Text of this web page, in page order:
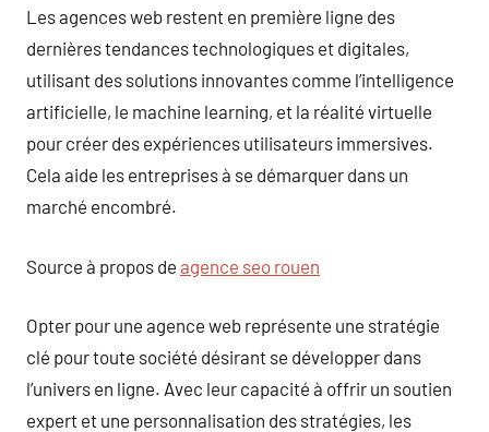
Les agences web restent en première ligne des
dernières tendances technologiques et digitales,
utilisant des solutions innovantes comme l’intelligence
artificielle, le machine learning, et la réalité virtuelle
pour créer des expériences utilisateurs immersives.
Cela aide les entreprises à se démarquer dans un
marché encombré.
Source à propos de agence seo rouen
Opter pour une agence web représente une stratégie
clé pour toute société désirant se développer dans
l’univers en ligne. Avec leur capacité à offrir un soutien
expert et une personnalisation des stratégies, les